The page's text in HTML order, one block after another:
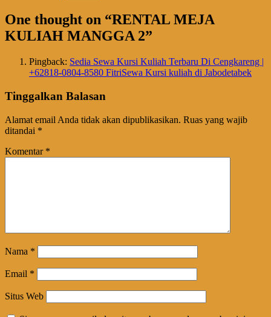
One thought on “RENTAL MEJA
KULIAH MANGGA 2”
Pingback: Sedia Sewa Kursi Kuliah Terbaru Di Cengkareng |
+62818-0804-8580 FitriSewa Kursi kuliah di Jabodetabek
Tinggalkan Balasan
Alamat email Anda tidak akan dipublikasikan. Ruas yang wajib
ditandai *
Komentar *
Nama *
Email *
Situs Web